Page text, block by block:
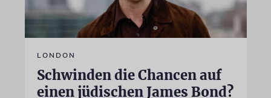
LONDON
Schwinden die Chancen auf
einen jüdischen James Bond?